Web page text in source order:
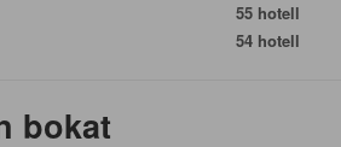
55 hotell
54 hotell
bokat